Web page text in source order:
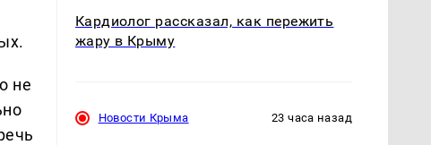
не
Кардиолог рассказал, как пережить
жару в Крыму
Новости Крыма 23 часа назад